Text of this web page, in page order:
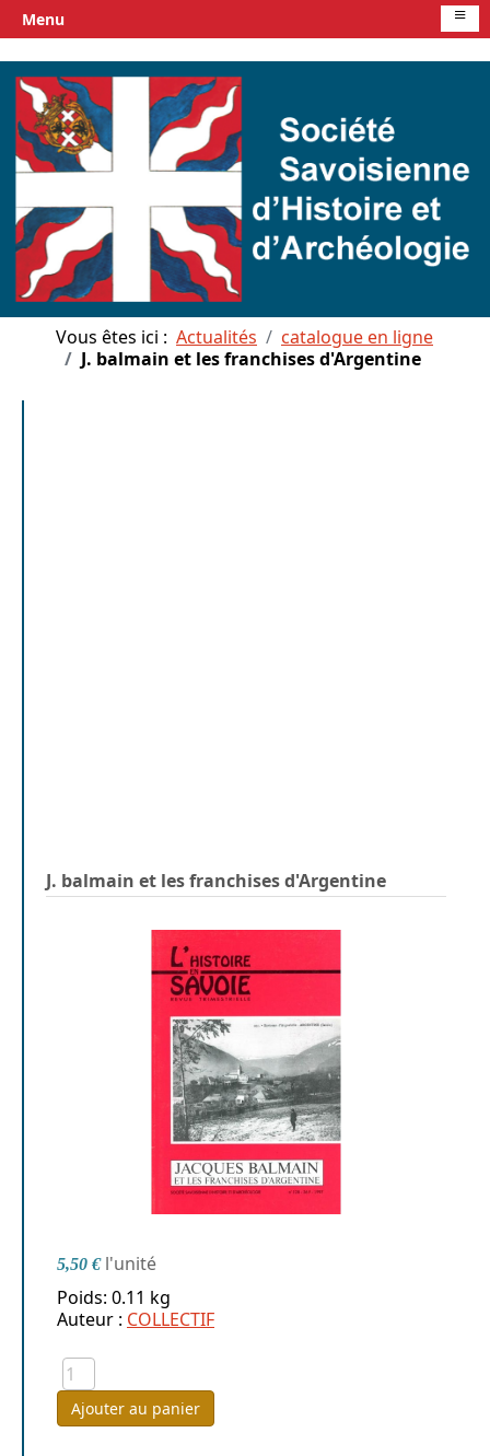
Vous êtes ici : Actualités
catalogue en ligne
J. balmain et les franchises d'Argentine
J. balmain et les franchises d'Argentine
5,50 € l'unité
Poids: 0.11 kg
Auteur : COLLECTIF
Ajouter au panier
Menu ≡